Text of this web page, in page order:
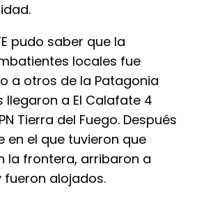
pudo saber que la
locales fue
a otros de la Patagonia
llegaron a El Calafate 4
Tierra del Fuego. Después
en el que tuvieron que
la frontera, arribaron a
alojados.